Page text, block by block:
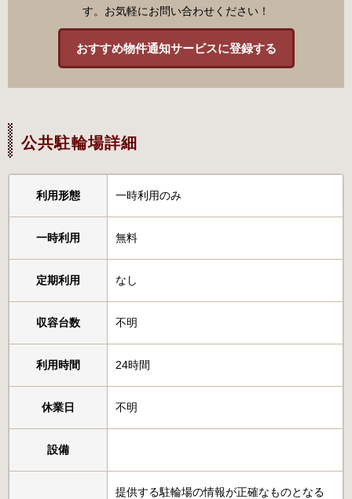
す。お気軽にお問い合わせください！
おすすめ物件通知サービスに登録する
公共駐輪場詳細
利用形態 一時利用のみ
一時利用 無料
定期利用 なし
収容台数 不明
利用時間 24時間
休業日 不明
設備
提供する駐輪場の情報が正確なものとなる